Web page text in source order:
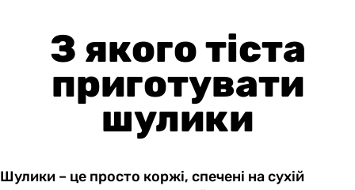
З якого тіста
приготувати
шулики
Шулики – це просто коржі, спечені на сухій